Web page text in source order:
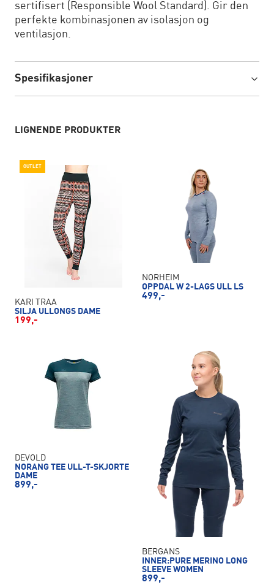
sertifisert (Responsible Wool Standard). Gir den
perfekte kombinasjonen av isolasjon og
ventilasjon.
Spesifikasjoner
LIGNENDE PRODUKTER
OUTLET
KARI TRAA
SILJA ULLONGS DAME
199,-
NORHEIM
OPPDAL W 2-LAGS ULL LS
499,-
DEVOLD
NORANG TEE ULL-T-SKJORTE
DAME
899,-
BERGANS
INNER:PURE MERINO LONG
SLEEVE WOMEN
899,-